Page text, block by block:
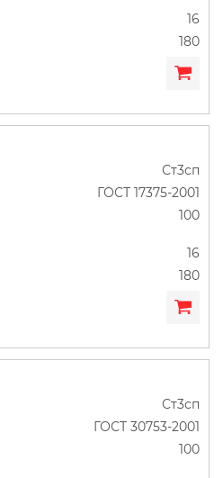
16
180
Ст3сп
ГОСТ 17375-2001
100
16
180
Ст3сп
ГОСТ 30753-2001
100